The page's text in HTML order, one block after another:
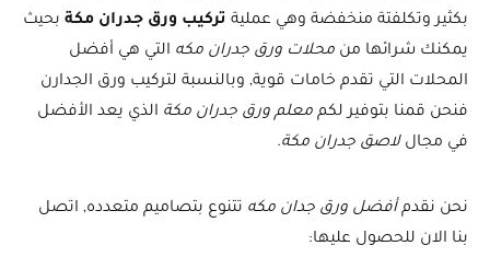
بكثير وتكلفتة منخفضة وهي عملية تركيب ورق جدران مكة بحيث
يمكنك شرائها من محلات ورق جدران مكه التي هي أفضل
المحلات التي تقدم خامات قوية, وبالنسبة لتركيب ورق الجدارن
فنحن قمنا بتوفير لكم معلم ورق جدران مكة الذي يعد الأفضل
في مجاللاصق جدران مكة.
نحن نقدمأفضل ورق جدان مكه تتنوع بتصاميم متعدده, اتصل
بنا الان للحصول عليها: